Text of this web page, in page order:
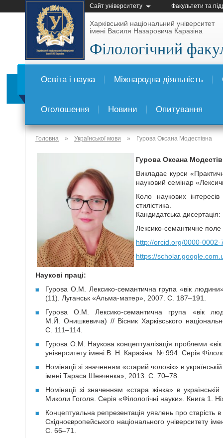
Сайт університету Факультети та
Харківський національний університет
імені Василя Назаровича Каразіна
Філологічний
Освіта і наука Міжнародна діяльність
Оголошення Новини Опитування
Головна » Української мови » Гурова Оксана Модестівна
Гурова Оксана
Викладає курси
науковий семінар
Коло наукових
стилістика.
Кандидатська дисертація:
Лексико-семантичне поле
http://orcid.org/0000-0002-
https://
Наукові праці:
Гурова О.М. Лексико-семантична група «вік
(11). Луганськ «Альма-матер», 2007. С. 187–191.
Гурова О.М. Лексико-семантична група «вік
М.Й. Онишкевича) // Вісник Харківського
C. 111–114.
Гурова О.М. Наукова концептуалізація проблеми
університету імені В. Н. Каразіна. № 994. Серія
Номінації зі значенням «старий чоловік» в
імені Тараса Шевченка», 2013. С. 70–78.
Номінації зі значенням «стара жінка» в
Миколи Гоголя. Серія «Філологічні науки». Книга 1.
Концептуальна репрезентація уявлень про старість
Східноєвропейського національного університету
С. 66–71.